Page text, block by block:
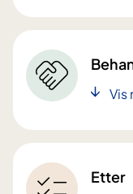
Vis
Etter